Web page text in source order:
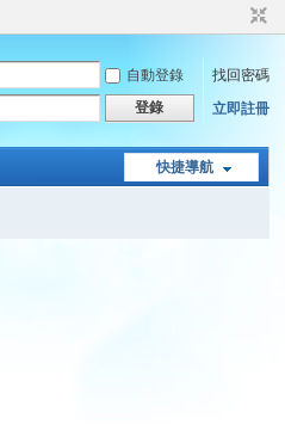
自動登錄
找回密碼
登錄 立即註冊
快捷導航